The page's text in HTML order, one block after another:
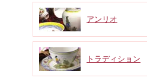
アンリオ
トラディション